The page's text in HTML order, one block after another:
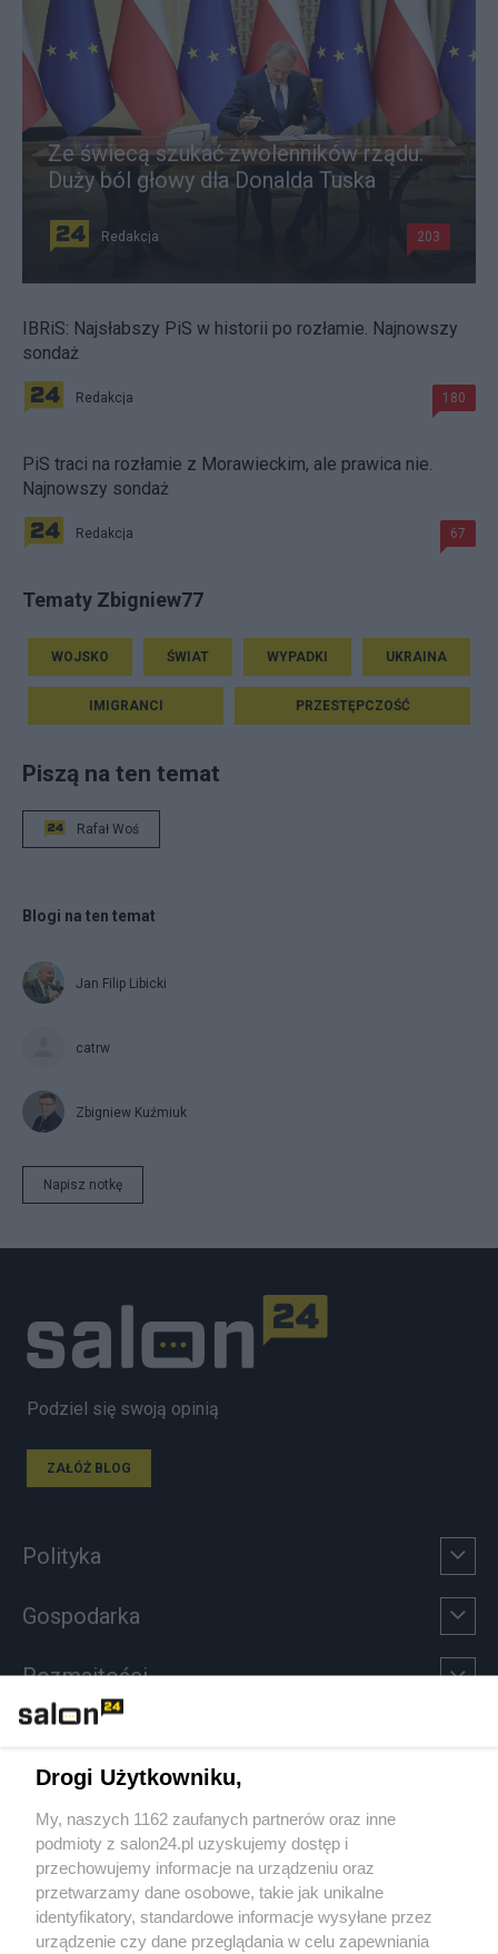
Ze świecą szukać zwolenników rządu.
Duży ból głowy dla Donalda Tuska
Redakcja 203
IBRiS: Najsłabszy PiS w historii po rozłamie. Najnowszy
sondaż
Redakcja 180
PiS traci na rozłamie z Morawieckim, ale prawica nie.
Najnowszy sondaż
Redakcja 67
Tematy Zbigniew77
WOJSKO ŚWIAT WYPADKI UKRAINA
IMIGRANCI PRZESTĘPCZOŚĆ
Piszą na ten temat
Rafał Woś
Blogi na ten temat
Jan Filip Libicki
catrw
Zbigniew Kuźmiuk
Napisz notkę
Podziel się swoją opinią
ZAŁÓŻ BLOG
Polityka
Gospodarka
Rozmaitości
Sport
Społeczeństwo
Kultura
Drogi Użytkowniku,
My, naszych 1162 zaufanych partnerów oraz inne
podmioty z salon24.pl uzyskujemy dostęp i
przechowujemy informacje na urządzeniu oraz
przetwarzamy dane osobowe, takie jak unikalne
identyfikatory, standardowe informacje wysyłane przez
urządzenie czy dane przeglądania w celu zapewniania